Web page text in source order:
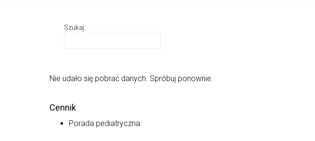
Szukaj:
Nie udało się pobrać danych. Spróbuj ponownie.
Cennik
Porada pediatryczna: